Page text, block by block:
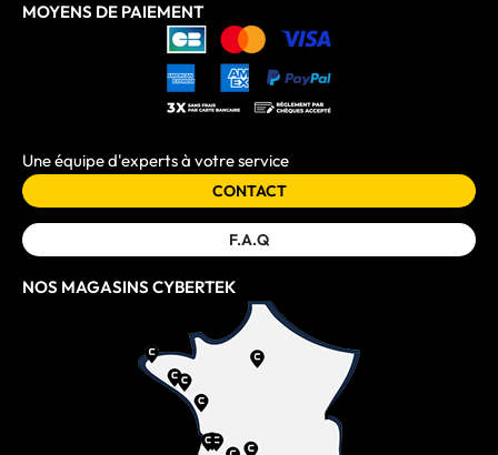
MOYENS DE PAIEMENT
Une équipe d'experts à votre service
CONTACT
F.A.Q
NOS MAGASINS CYBERTEK